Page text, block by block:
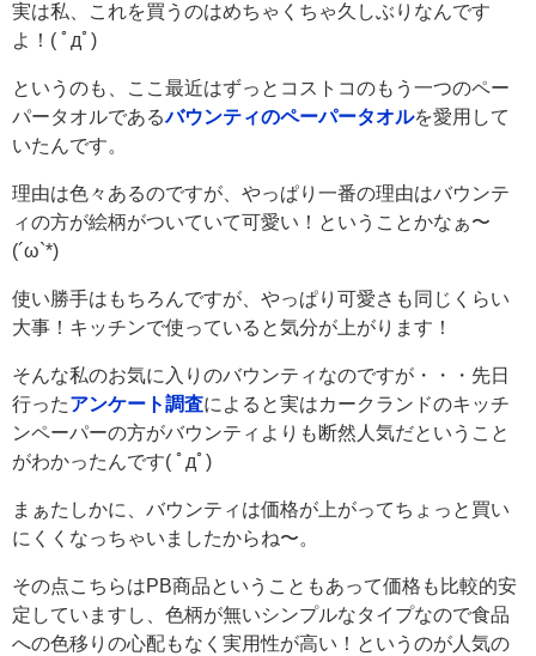
実は私、これを買うのはめちゃくちゃ久しぶりなんです
よ！( ﾟдﾟ)
というのも、ここ最近はずっとコストコのもう一つのペー
パータオルであるバウンティのペーパータオルを愛用して
いたんです。
理由は色々あるのですが、やっぱり一番の理由はバウンテ
ィの方が絵柄がついていて可愛い！ということかなぁ〜
(´ω`*)
使い勝手はもちろんですが、やっぱり可愛さも同じくらい
大事！キッチンで使っていると気分が上がります！
そんな私のお気に入りのバウンティなのですが・・・先日
行ったアンケート調査によると実はカークランドのキッチ
ンペーパーの方がバウンティよりも断然人気だということ
がわかったんです( ﾟдﾟ)
まぁたしかに、バウンティは価格が上がってちょっと買い
にくくなっちゃいましたからね〜。
その点こちらはPB商品ということもあって価格も比較的安
定していますし、色柄が無いシンプルなタイプなので食品
への色移りの心配もなく実用性が高い！というのが人気の